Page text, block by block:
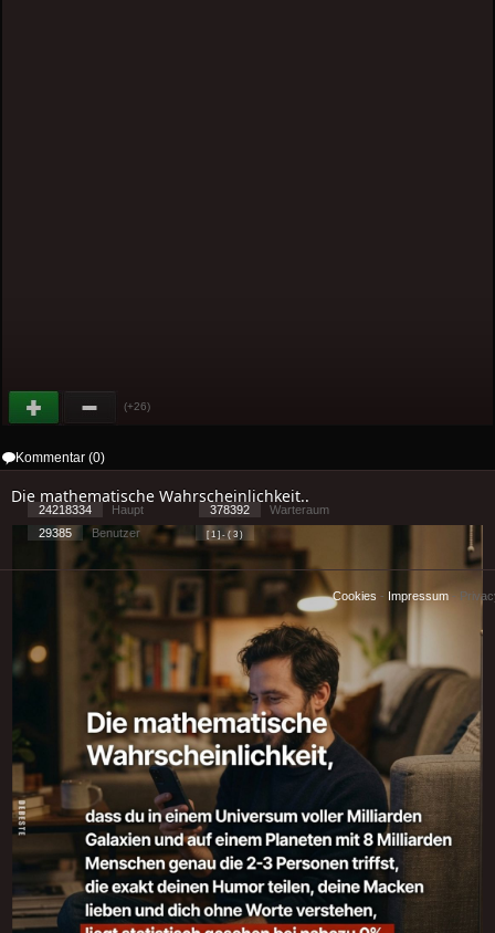
(+26)
Kommentar (0)
Die mathematische Wahrscheinlichkeit..
24218334 Haupt 378392
Warteraum
29385
Benutzer [ 1 ] - ( 3 )
Cookies - Impressum -